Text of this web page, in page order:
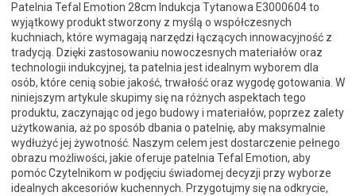
Patelnia Tefal Emotion 28cm Indukcja Tytanowa E3000604 to
wyjątkowy produkt stworzony z myślą o współczesnych
kuchniach, które wymagają narzędzi łączących innowacyjność z
tradycją. Dzięki zastosowaniu nowoczesnych materiałów oraz
technologii indukcyjnej, ta patelnia jest idealnym wyborem dla
osób, które cenią sobie jakość, trwałość oraz wygodę gotowania. W
niniejszym artykule skupimy się na różnych aspektach tego
produktu, zaczynając od jego budowy i materiałów, poprzez zalety
użytkowania, aż po sposób dbania o patelnię, aby maksymalnie
wydłużyć jej żywotność. Naszym celem jest dostarczenie pełnego
obrazu możliwości, jakie oferuje patelnia Tefal Emotion, aby
pomóc Czytelnikom w podjęciu świadomej decyzji przy wyborze
idealnych akcesoriów kuchennych. Przygotujmy się na odkrycie,